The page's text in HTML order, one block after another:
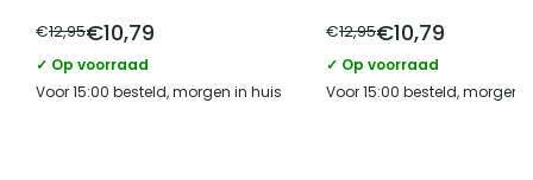
€12,95€10,79
✓ Op voorraad
Voor 15:00 besteld, morgen in huis
€12,95€10,79
✓ Op voorraad
Voor 15:00 besteld, morgen